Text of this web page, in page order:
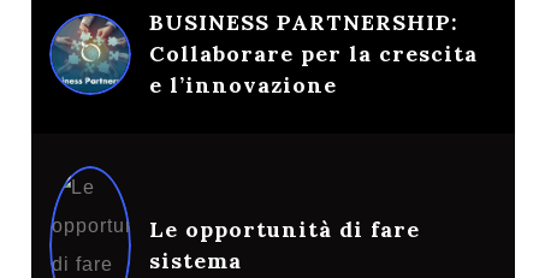
BUSINESS PARTNERSHIP:
Collaborare per la crescita
e l’innovazione
Le opportunità di fare
sistema